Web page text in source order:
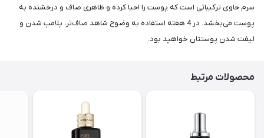
سرم حاوی ترکیباتی است که پوست را احیا کرده و ظاهری صاف و درخشنده به
پوست می‌بخشد. در 4 هفته استفاده به وضوح شاهد صاف‌تر، پلامپ شدن و
لیفت شدن پوستتان خواهید بود.
محصولات مرتبط